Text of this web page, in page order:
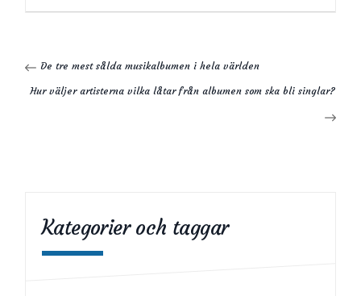
De tre mest sålda musikalbumen i hela världen
Hur väljer artisterna vilka låtar från albumen som ska bli singlar?
Kategorier och taggar